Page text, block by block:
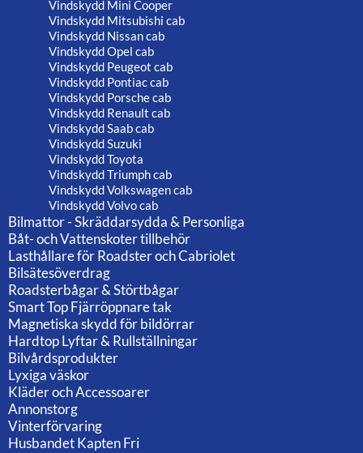
Vindskydd Mini Cooper
Vindskydd Mitsubishi cab
Vindskydd Nissan cab
Vindskydd Opel cab
Vindskydd Peugeot cab
Vindskydd Pontiac cab
Vindskydd Porsche cab
Vindskydd Renault cab
Vindskydd Saab cab
Vindskydd Suzuki
Vindskydd Toyota
Vindskydd Triumph cab
Vindskydd Volkswagen cab
Vindskydd Volvo cab
Bilmattor - Skräddarsydda & Personliga
Båt- och Vattenskoter tillbehör
Lasthållare för Roadster och Cabriolet
Bilsätesöverdrag
Roadsterbågar & Störtbågar
Smart Top Fjärröppnare tak
Magnetiska skydd för bildörrar
Hardtop Lyftar & Rullställningar
Bilvårdsprodukter
Lyxiga väskor
Kläder och Accessoarer
Annonstorg
Vinterförvaring
Husbandet Kapten Fri